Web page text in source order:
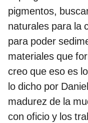
pigmentos,
naturales para la
para poder
materiales que
creo que eso es
lo dicho por
madurez de la
con oficio y los